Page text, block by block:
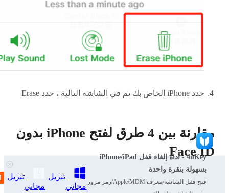
حدد iPhone الخاص بك ثم في الشاشة التالية ، حدد Erase
مقارنة بين 4 طرق لفتح iPhone بدون
Face ID
4uKey - أداة إلغاء قفل iPhone/iPad
بسهولة بنقرة واحدة
فتح قفل الشاشة/معرف Apple/MDM/رمز مرور
تنزيل
مجاني
تنزيل
مجاني